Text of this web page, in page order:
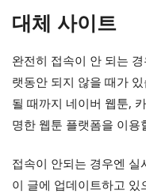
대체 사이트
완전히 접속이 안 되는
랫동안 되지 않을 때가
될 때까지 네이버 웹툰,
명한 웹툰 플랫폼을 이용
접속이 안되는 경우엔 실
이 글에 업데이트하고 있